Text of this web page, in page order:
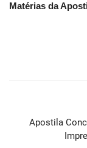
Matérias da
Apostila